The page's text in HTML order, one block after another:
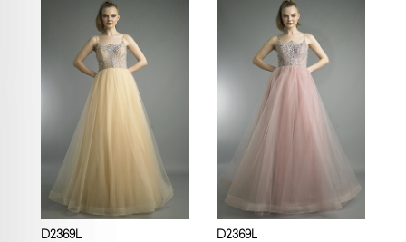
D2369L D2369L